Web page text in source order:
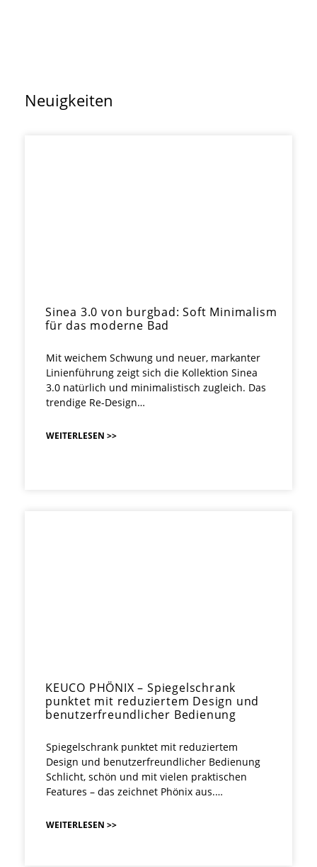
Neuigkeiten
Sinea 3.0 von burgbad: Soft Minimalism
für das moderne Bad
Mit weichem Schwung und neuer, markanter
Linienführung zeigt sich die Kollektion Sinea
3.0 natürlich und minimalistisch zugleich. Das
trendige Re-Design…
WEITERLESEN >>
KEUCO PHÖNIX – Spiegelschrank
punktet mit reduziertem Design und
benutzerfreundlicher Bedienung
Spiegelschrank punktet mit reduziertem
Design und benutzerfreundlicher Bedienung
Schlicht, schön und mit vielen praktischen
Features – das zeichnet Phönix aus.…
WEITERLESEN >>